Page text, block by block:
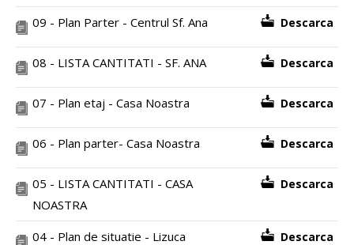
09 - Plan Parter - Centrul Sf. Ana Descarca
08 - LISTA CANTITATI - SF. ANA Descarca
07 - Plan etaj - Casa Noastra Descarca
06 - Plan parter- Casa Noastra Descarca
05 - LISTA CANTITATI - CASA
NOASTRA
Descarca
04 - Plan de situatie - Lizuca Descarca